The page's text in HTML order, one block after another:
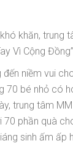
khăn,
Vì Cộng
niềm vui
bé nhỏ có
trung tâm
phần quà
sinh ấm